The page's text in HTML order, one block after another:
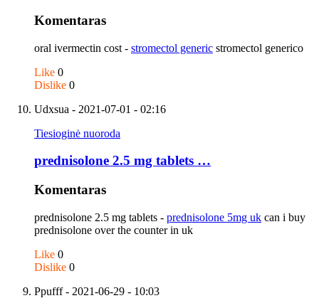
Komentaras
oral ivermectin cost - stromectol generic stromectol generico
Like 0
Dislike 0
Udxsua - 2021-07-01 - 02:16
Tiesioginė nuoroda
prednisolone 2.5 mg tablets …
Komentaras
prednisolone 2.5 mg tablets - prednisolone 5mg uk can i buy
prednisolone over the counter in uk
Like 0
Dislike 0
Ppufff- 2021-06-29 - 10:03